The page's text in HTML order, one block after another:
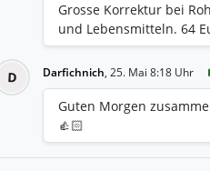
USD und zeigt eine
Q4 2025 Ergebnissen.
Dividende Anfang 2026
strebt eine nachhaltige
liegt bei über 5%.
(Adjusted Funds from
plant Investitionen in
Analysten stufen die
"Buy" ein, mit
Grosse Korrektur bei
und Lebensmitteln. 64
D Darfichnich, 25. Mai 8:18 Uhr
Guten Morgen
👍🏻